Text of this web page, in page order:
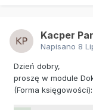
Kacper
Napisano 8
Dzień dobry,
proszę w module
(Forma księgowości):